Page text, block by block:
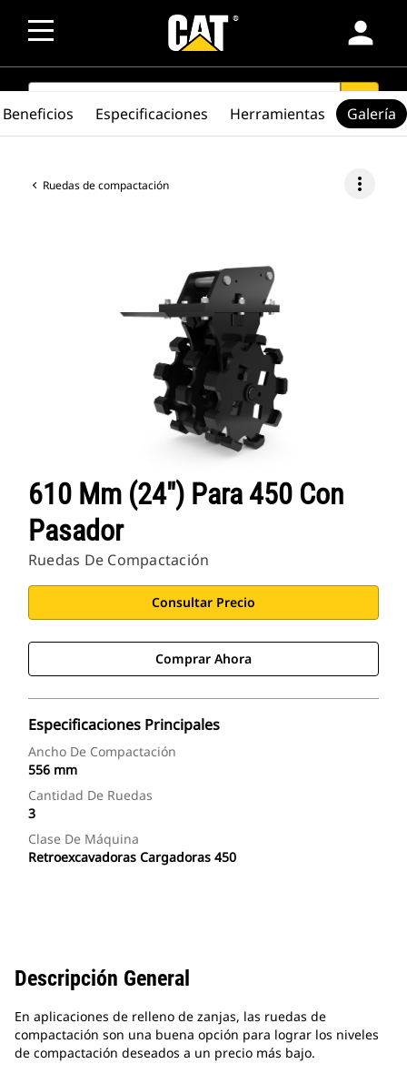
person
SEARCH search
Ruedas de compactación more_vert
610 Mm (24") Para 450 Con
Pasador
Ruedas De Compactación
Consultar Precio
Comprar Ahora
Especificaciones Principales
Ancho De Compactación
556 mm
Cantidad De Ruedas
3
Clase De Máquina
Retroexcavadoras Cargadoras 450
Beneficios Especificaciones Herramientas Galería
Descripción General
En aplicaciones de relleno de zanjas, las ruedas de
compactación son una buena opción para lograr los niveles
de compactación deseados a un precio más bajo.